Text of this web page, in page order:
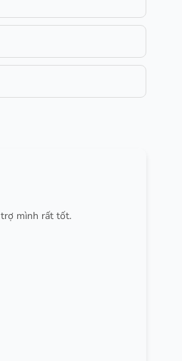
trợ mình rất tốt.